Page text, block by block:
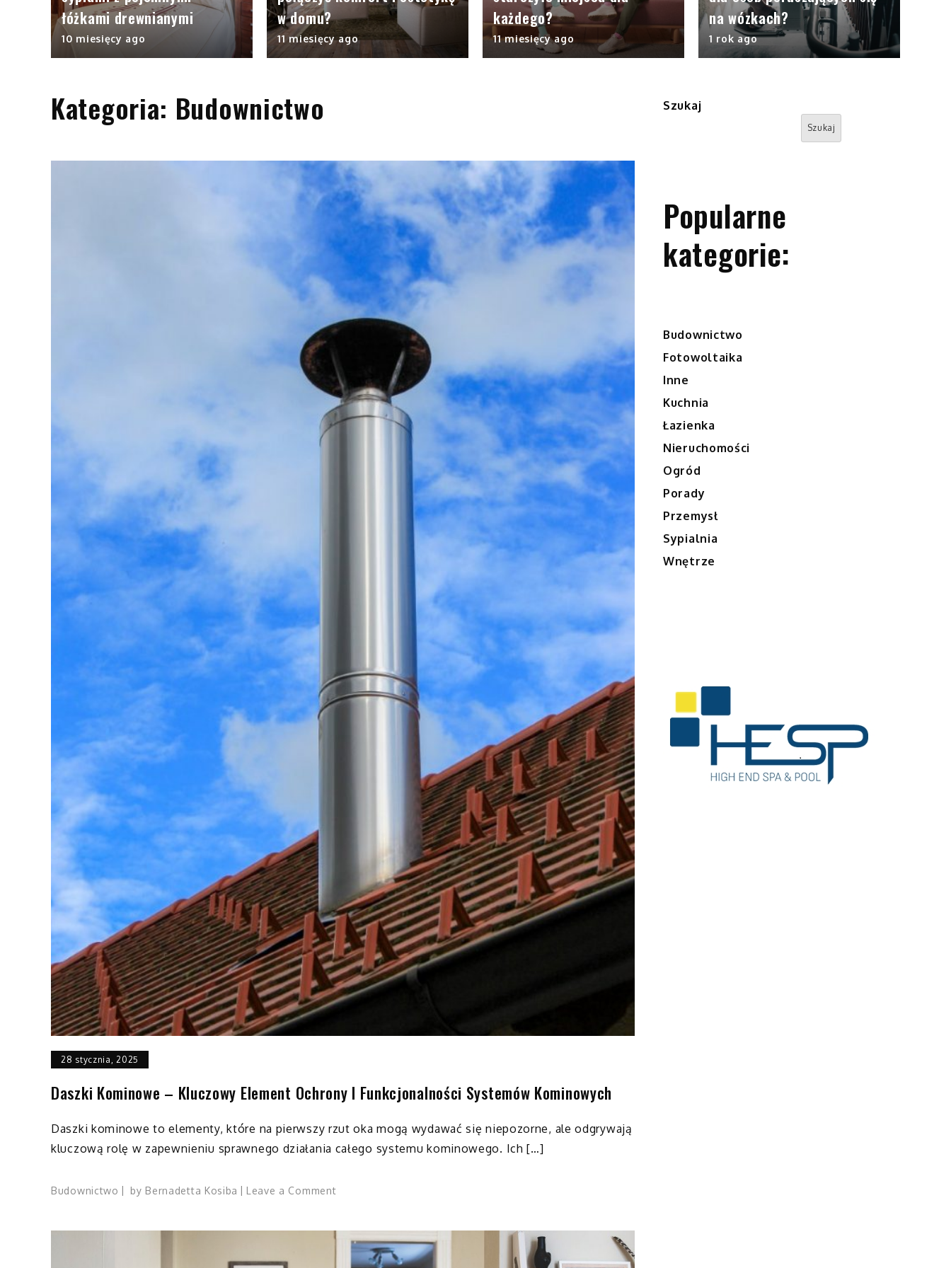
łóżkami drewnianymi
10 miesięcy ago
w domu?
11 miesięcy ago
każdego?
11 miesięcy ago
na wózkach?
1 rok ago
Kategoria: Budownictwo
28 stycznia, 2025
Daszki Kominowe – Kluczowy Element Ochrony I Funkcjonalności Systemów Kominowych
Daszki kominowe to elementy, które na pierwszy rzut oka mogą wydawać się niepozorne, ale odgrywają
kluczową rolę w zapewnieniu sprawnego działania całego systemu kominowego. Ich […]
Budownictwo by Bernadetta Kosiba Leave a Commenton
kluczowy
Szukaj
Szukaj
Popularne
kategorie:
Budownictwo
Fotowoltaika
Inne
Kuchnia
Łazienka
Nieruchomości
Ogród
Porady
Przemysł
Sypialnia
Wnętrze